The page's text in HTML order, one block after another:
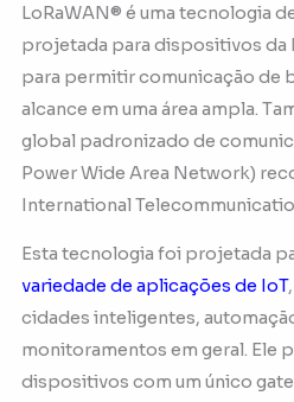
LoRaWAN® é uma tecnologia
projetada para dispositivos da
para permitir comunicação de
alcance em uma área ampla.
global padronizado de
Power Wide Area Network)
International
Esta tecnologia foi projetada
variedade de aplicações de IoT
cidades inteligentes,
monitoramentos em geral. Ele
dispositivos com um único